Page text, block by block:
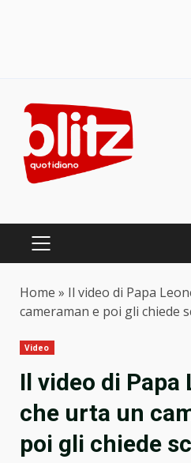
content
PRIMARY
Home » Il video di Papa
cameraman e poi gli chiede
Video
Il video di Papa
che urta un
poi gli chiede